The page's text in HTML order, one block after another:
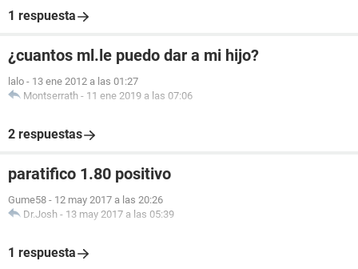
1 respuesta
¿cuantos ml.le puedo dar a mi hijo?
lalo - 13 ene 2012 a las 01:27
Montserrath - 11 ene 2019 a las 07:06
2 respuestas
paratifico 1.80 positivo
Gume58 - 12 may 2017 a las 20:26
Dr.Josh - 13 may 2017 a las 05:39
1 respuesta